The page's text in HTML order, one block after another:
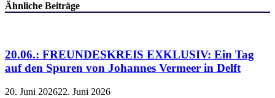
Ähnliche Beiträge
20.06.: FREUNDESKREIS EXKLUSIV: Ein Tag
auf den Spuren von Johannes Vermeer in Delft
20. Juni 202622. Juni 2026